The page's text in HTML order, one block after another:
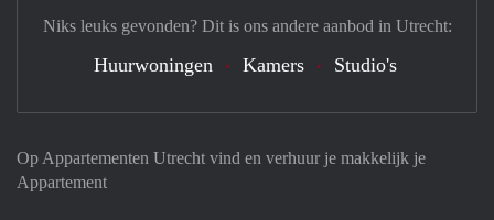
Op Appartementen Utrecht vind en verhuur je makkelijk je
Appartement
Niks leuks gevonden? Dit is ons andere aanbod in Utrecht:
Huurwoningen Kamers Studio's